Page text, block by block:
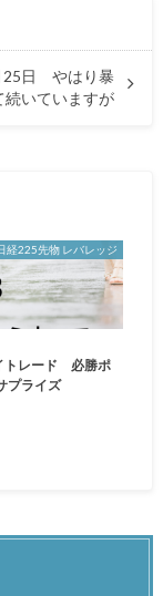
日 やはり暴
続いていますが
経225先物 レバレッジ
レード 必勝ポ
プライズ